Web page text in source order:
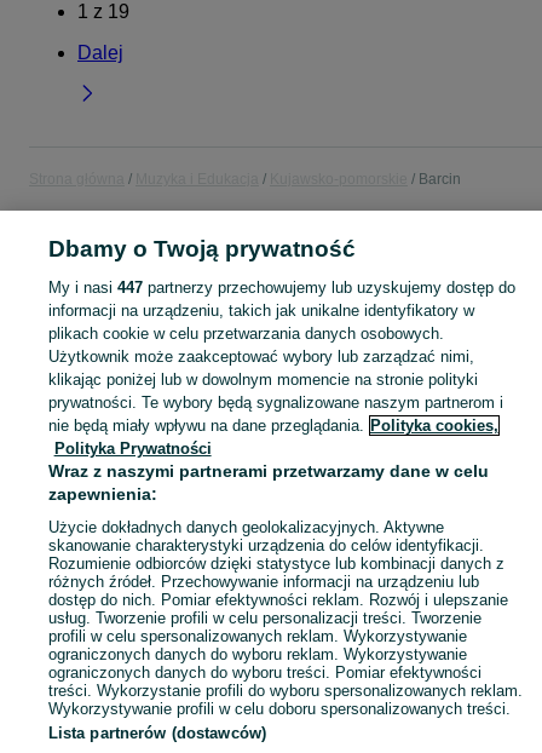
1 z 19
Dalej
Barcin
MUZYKA I EDUKACJA
KATEGORIA
Zobacz
Mapa kategorii
Mapa miejscowości
Mapa ministron
Popularne wyszukiwania
Dbamy o Twoją prywatność
My i nasi 447partnerzy przechowujemy lub uzyskujemy dostęp do
informacji na urządzeniu, takich jak unikalne identyfikatory w
plikach cookie w celu przetwarzania danych osobowych.
Użytkownik może zaakceptować wybory lub zarządzać nimi,
klikając poniżej lub w dowolnym momencie na stronie polityki
prywatności. Te wybory będą sygnalizowane naszym partnerom i
nie będą miały wpływu na dane przeglądania. Polityka cookies,
Polityka Prywatności
Wraz z naszymi partnerami przetwarzamy dane w celu
zapewnienia:
Użycie dokładnych danych geolokalizacyjnych. Aktywne
skanowanie charakterystyki urządzenia do celów identyfikacji.
Rozumienie odbiorców dzięki statystyce lub kombinacji danych z
różnych źródeł. Przechowywanie informacji na urządzeniu lub
dostęp do nich. Pomiar efektywności reklam. Rozwój i ulepszanie
usług. Tworzenie profili w celu personalizacji treści. Tworzenie
profili w celu spersonalizowanych reklam. Wykorzystywanie
ograniczonych danych do wyboru reklam. Wykorzystywanie
ograniczonych danych do wyboru treści. Pomiar efektywności
treści. Wykorzystanie profili do wyboru spersonalizowanych reklam.
Wykorzystywanie profili w celu doboru spersonalizowanych treści.
Lista partnerów (dostawców)